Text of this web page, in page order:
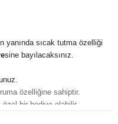
yanında sıcak tutma özelliği
sine bayılacaksınız.
özelliğine sahiptir.
bir hediye olabilir.